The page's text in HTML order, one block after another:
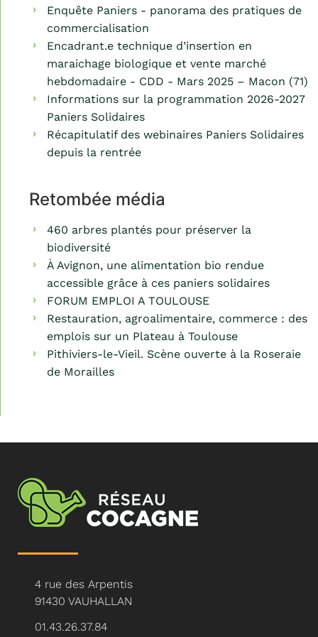
Enquête Paniers - panorama des pratiques de
commercialisation
Encadrant.e technique d’insertion en
maraichage biologique et vente marché
hebdomadaire - CDD - Mars 2025 – Macon (71)
Informations sur la programmation 2026-2027
Paniers Solidaires
Récapitulatif des webinaires Paniers Solidaires
depuis la rentrée
Retombée média
460 arbres plantés pour préserver la
biodiversité
À Avignon, une alimentation bio rendue
accessible grâce à ces paniers solidaires
FORUM EMPLOI A TOULOUSE
Restauration, agroalimentaire, commerce : des
emplois sur un Plateau à Toulouse
Pithiviers-le-Vieil. Scène ouverte à la Roseraie
de Morailles
4 rue des Arpentis
91430 VAUHALLAN
01.43.26.37.84